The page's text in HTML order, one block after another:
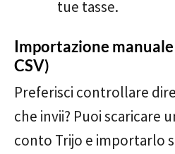
tue tasse.
Importazione
CSV)
Preferisci controllare
che invii? Puoi scaricare
conto Trijo e importarlo